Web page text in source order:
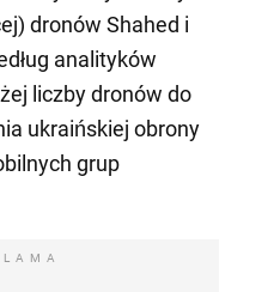
dronów Shahed i
analityków
liczby dronów do
ukraińskiej obrony
grup